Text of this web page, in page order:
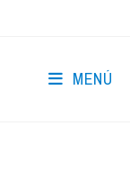
MENÚ